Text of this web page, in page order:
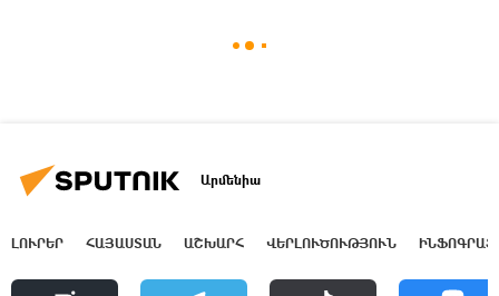
Արմենիա
ԼՈՒՐԵՐ ՀԱՅԱՍՏԱՆ ԱՇԽԱՐՀ ՎԵՐԼՈՒԾՈՒԹՅՈՒՆ